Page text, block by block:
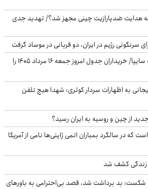
هدایت ضدپارازیت چینی مجهز شد؟/ تهدید جدی
سرنگونی رژیم در ایران، دو قربانی در موساد گرفت
تغییرات شدید محصولات سایپا/ خریداران جدول امروز جمعه ۱۶ مرداد ۱۴۰۵ را
به اظهارات سردار کوثری: شهدا هیچ تلفن
از چین و روسیه به ایران رسید؟
در سالگرد بمباران اتمی ژاپنی‌ها نامی از آمریکا
زندگی کشف شد
بد برداشت شد، قصد بی‌احترامی به باورهای